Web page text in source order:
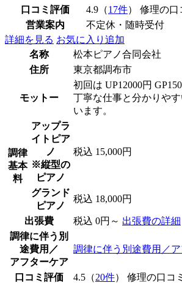
口コミ評価 4.9（17件） 修理の口
営業案内
不定休・随時受付
詳細を見る お気に入り追加
名称
松本ピアノ合同会社
住所
東京都調布市
モットー
初回は UP12000円
丁寧な仕事と分かりや
います。
調律
基本
料
アップラ
イトピア
ノ
※縦型の
ピアノ
税込 15,000円
グランド
ピアノ
税込 18,000円
出張費 税込 0円～ 出張費の詳細
調律に伴う別
途費用／
アフターケア
調律に伴う別途費用／
口コミ評価 4.5（20件） 修理の口コ